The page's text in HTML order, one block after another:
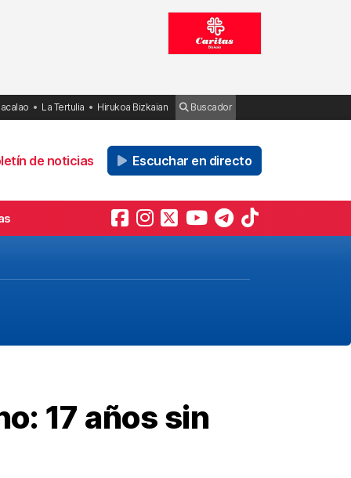
La Tertulia Hirukoa Bizkaian Buscador
de noticias Escuchar en directo
17 años sin